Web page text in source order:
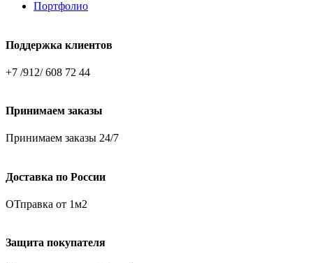
Портфолио
Поддержка клиентов
+7 /912/ 608 72 44
Принимаем заказы
Принимаем заказы 24/7
Доставка по России
ОТправка от 1м2
Защита покупателя